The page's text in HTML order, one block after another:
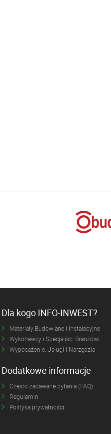
Dla kogo INFO-INWEST?
Materiały Budowlane i Instalacyjne
Wykonawcy i Specjaliści Branżowi
Wyposażenie, Usługi i Narzędzia
Dodatkowe informacje
Często zadawane pytania (FAQ)
Regulamin
Polityka prywatności